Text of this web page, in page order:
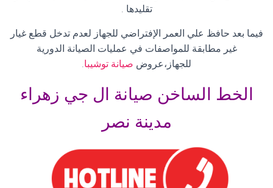
تقليدها .
فيما بعد حافظ علي العمر الإفتراضي للجهاز لعدم تدخل قطع غيار
غير مطابقة للمواصفات في عمليات الصيانة الدورية
للجهاز،عروض صيانة توشيبا.
الخط الساخن صيانة ال جي زهراء
مدينة نصر